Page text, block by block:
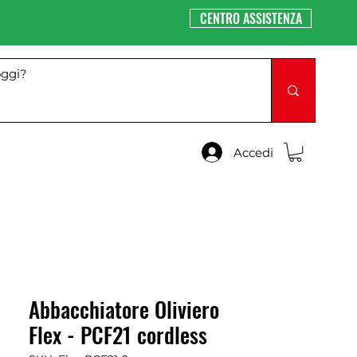
CENTRO ASSISTENZA
Accedi
Abbacchiatore Oliviero
Flex - PCF21 cordless